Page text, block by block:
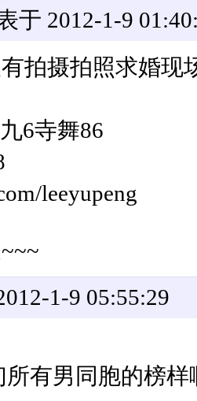
于 2012-1-9
拍摄拍照求婚现
6寺舞86
leeyupeng
1-9 05:55:29
所有男同胞的榜样